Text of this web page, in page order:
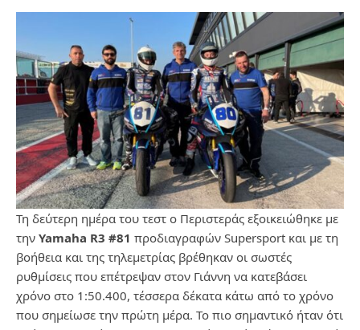
Τη δεύτερη ημέρα του τεστ ο Περιστεράς εξοικειώθηκε με
την Yamaha R3 #81 προδιαγραφών Supersport και με τη
βοήθεια και της τηλεμετρίας βρέθηκαν οι σωστές
ρυθμίσεις που επέτρεψαν στον Γιάννη να κατεβάσει
χρόνο στο 1:50.400, τέσσερα δέκατα κάτω από το χρόνο
που σημείωσε την πρώτη μέρα. Το πιο σημαντικό ήταν ότι